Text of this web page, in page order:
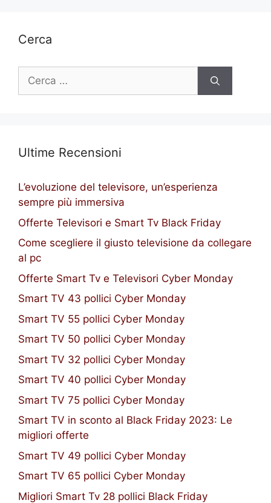
Cerca
Ricerca
Ultime Recensioni
L’evoluzione del televisore, un’esperienza
sempre più immersiva
Offerte Televisori e Smart Tv Black Friday
Come scegliere il giusto televisione da collegare
al pc
Offerte Smart Tv e Televisori Cyber Monday
Smart TV 43 pollici Cyber Monday
Smart TV 55 pollici Cyber Monday
Smart TV 50 pollici Cyber Monday
Smart TV 32 pollici Cyber Monday
Smart TV 40 pollici Cyber Monday
Smart TV 75 pollici Cyber Monday
Smart TV in sconto al Black Friday 2023: Le
migliori offerte
Smart TV 49 pollici Cyber Monday
Smart TV 65 pollici Cyber Monday
Migliori Smart Tv 28 pollici Black Friday